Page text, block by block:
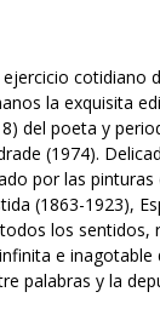
cotidiano
la exquisita
del poeta y
(1974).
por las pinturas
(1863-1923),
los sentidos,
e inagotable
palabras y la